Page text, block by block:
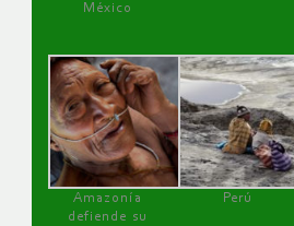
México
Amazonía
defiende su
Perú